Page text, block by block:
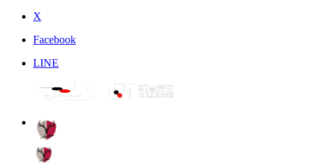
X
Facebook
LINE